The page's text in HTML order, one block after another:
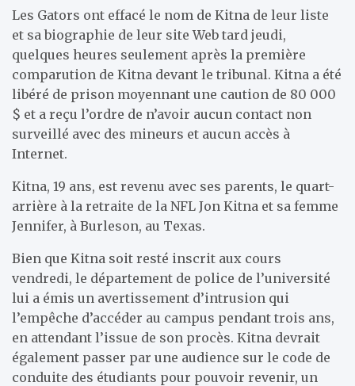
Les Gators ont effacé le nom de Kitna de leur liste
et sa biographie de leur site Web tard jeudi,
quelques heures seulement après la première
comparution de Kitna devant le tribunal. Kitna a été
libéré de prison moyennant une caution de 80 000
$ et a reçu l’ordre de n’avoir aucun contact non
surveillé avec des mineurs et aucun accès à
Internet.
Kitna, 19 ans, est revenu avec ses parents, le quart-
arrière à la retraite de la NFL Jon Kitna et sa femme
Jennifer, à Burleson, au Texas.
Bien que Kitna soit resté inscrit aux cours
vendredi, le département de police de l’université
lui a émis un avertissement d’intrusion qui
l’empêche d’accéder au campus pendant trois ans,
en attendant l’issue de son procès. Kitna devrait
également passer par une audience sur le code de
conduite des étudiants pour pouvoir revenir, un